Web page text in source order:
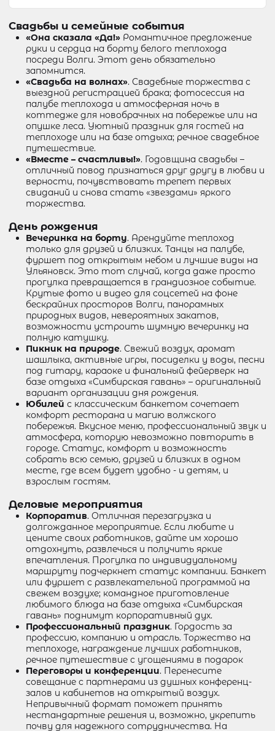
Свадьбы и семейные события
«Она сказала «Да!» Романтичное предложение
руки и сердца на борту белого теплохода
посреди Волги. Этот день обязательно
запомнится.
«Свадьба на волнах». Свадебные торжества с
выездной регистрацией брака; фотосессия на
палубе теплохода и атмосферная ночь в
коттедже для новобрачных на побережье или на
опушке леса. Уютный праздник для гостей на
теплоходе или на базе отдыха; речное свадебное
путешествие.
«Вместе – счастливы!». Годовщина свадьбы –
отличный повод признаться друг другу в любви и
верности, почувствовать трепет первых
свиданий и снова стать «звездами» яркого
торжества.
День рождения
Вечеринка на борту. Арендуйте теплоход
только для друзей и близких. Танцы на палубе,
фуршет под открытым небом и лучшие виды на
Ульяновск. Это тот случай, когда даже просто
прогулка превращается в грандиозное событие.
Крутые фото и видео для соцсетей на фоне
бескрайних просторов Волги, панорамных
природных видов, невероятных закатов,
возможности устроить шумную вечеринку на
полную катушку.
Пикник на природе. Свежий воздух, аромат
шашлыка, активные игры, посиделки у воды, песни
под гитару, караоке и финальный фейерверк на
базе отдыха «Симбирская гавань» – оригинальный
вариант организации дня рождения.
Юбилей с классическим банкетом сочетает
комфорт ресторана и магию волжского
побережья. Вкусное меню, профессиональный звук и
атмосфера, которую невозможно повторить в
городе. Статус, комфорт и возможность
собрать всю семью, друзей и близких в одном
месте, где всем будет удобно - и детям, и
взрослым гостям.
Деловые мероприятия
Корпоратив. Отличная перезагрузка и
долгожданное мероприятие. Если любите и
цените своих работников, дайте им хорошо
отдохнуть, развлечься и получить яркие
впечатления. Прогулка по индивидуальному
маршруту подчеркнет статус компании. Банкет
или фуршет с развлекательной программой на
свежем воздухе; командное приготовление
любимого блюда на базе отдыха «Симбирская
гавань» поднимут корпоративный дух.
Профессиональный праздник. Гордость за
профессию, компанию и отрасль. Торжество на
теплоходе, награждение лучших работников,
речное путешествие с угощениями в подарок
Переговоры и конференции. Перенесите
совещание с партнерами из душных конференц-
залов и кабинетов на открытый воздух.
Непривычный формат поможет принять
нестандартные решения и, возможно, укрепить
почву для надежного сотрудничества. На